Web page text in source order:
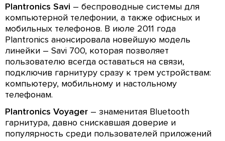
Plantronics Savi – беспроводные системы для
компьютерной телефонии, а также офисных и
мобильных телефонов. В июле 2011 года
Plantronics анонсировала новейшую модель
линейки – Savi 700, которая позволяет
пользователю всегда оставаться на связи,
подключив гарнитуру сразу к трем устройствам:
компьютеру, мобильному и настольному
телефонам.
Plantronics Voyager – знаменитая Bluetooth
гарнитура, давно снискавшая доверие и
популярность среди пользователей приложений